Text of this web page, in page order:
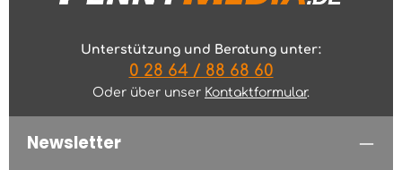
Unterstützung und Beratung unter:
0 28 64 / 88 68 60
Oder über unser Kontaktformular.
Newsletter